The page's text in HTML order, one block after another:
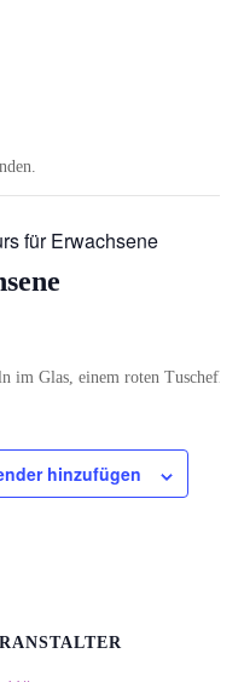
für Erwachsene
hinzufügen